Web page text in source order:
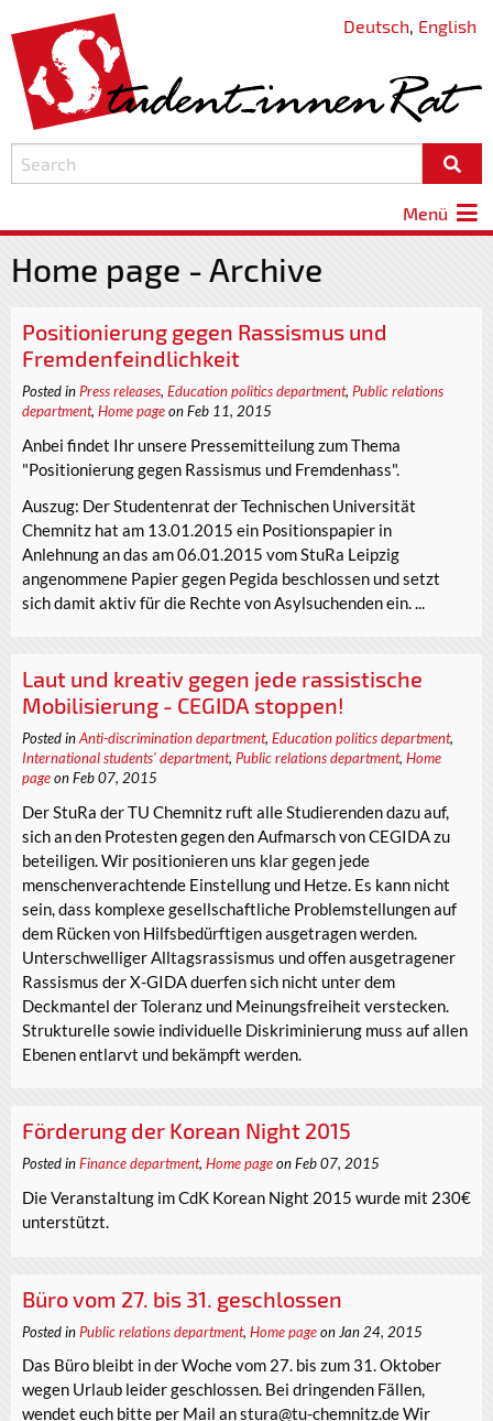
Deutsch, English
Menü
Home page - Archive
Positionierung gegen Rassismus und
Fremdenfeindlichkeit
Posted inPress releases, Education politics department, Public relations
department, Home pageon Feb 11, 2015
Anbei findet Ihr unsere Pressemitteilung zum Thema
"Positionierung gegen Rassismus und Fremdenhass".
Auszug: Der Studentenrat der Technischen Universität
Chemnitz hat am 13.01.2015 ein Positionspapier in
Anlehnung an das am 06.01.2015 vom StuRa Leipzig
angenommene Papier gegen Pegida beschlossen und setzt
sich damit aktiv für die Rechte von Asylsuchenden ein. ...
Laut und kreativ gegen jede rassistische
Mobilisierung - CEGIDA stoppen!
Posted inAnti-discrimination department, Education politics department,
International students' department, Public relations department, Home
pageon Feb 07, 2015
Der StuRa der TU Chemnitz ruft alle Studierenden dazu auf,
sich an den Protesten gegen den Aufmarsch von CEGIDA zu
beteiligen. Wir positionieren uns klar gegen jede
menschenverachtende Einstellung und Hetze. Es kann nicht
sein, dass komplexe gesellschaftliche Problemstellungen auf
dem Rücken von Hilfsbedürftigen ausgetragen werden.
Unterschwelliger Alltagsrassismus und offen ausgetragener
Rassismus der X-GIDA duerfen sich nicht unter dem
Deckmantel der Toleranz und Meinungsfreiheit verstecken.
Strukturelle sowie individuelle Diskriminierung muss auf allen
Ebenen entlarvt und bekämpft werden.
Förderung der Korean Night 2015
Posted inFinance department, Home pageon Feb 07, 2015
Die Veranstaltung im CdK Korean Night 2015 wurde mit 230€
unterstützt.
Büro vom 27. bis 31. geschlossen
Posted in Public relations department, Home pageon Jan 24, 2015
Das Büro bleibt in der Woche vom 27. bis zum 31. Oktober
wegen Urlaub leider geschlossen. Bei dringenden Fällen,
wendet euch bitte per Mail an stura@tu-chemnitz.de Wir